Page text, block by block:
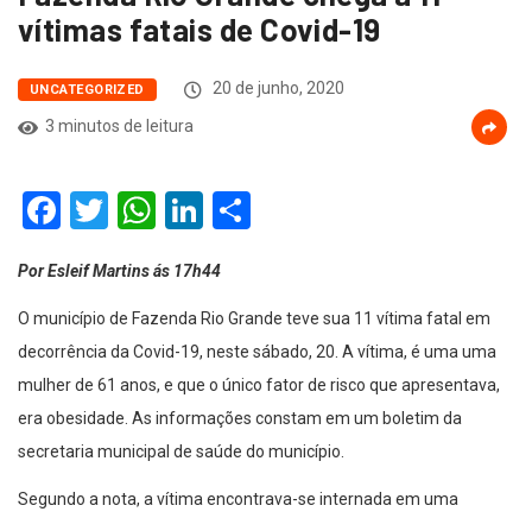
vítimas fatais de Covid-19
UNCATEGORIZED
20 de junho, 2020
3 minutos de leitura
Facebook
Twitter
WhatsApp
LinkedIn
Por Esleif Martins ás 17h44
O município de Fazenda Rio Grande teve sua 11 vítima fatal em
decorrência da Covid-19, neste sábado, 20. A vítima, é uma uma
mulher de 61 anos, e que o único fator de risco que apresentava,
era obesidade. As informações constam em um boletim da
secretaria municipal de saúde do município.
Segundo a nota, a vítima encontrava-se internada em uma